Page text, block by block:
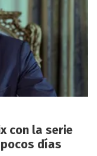
con la serie
días